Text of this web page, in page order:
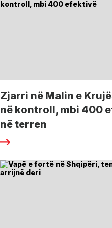
Zjarri në Malin e
në kontroll, mbi 400
në terren